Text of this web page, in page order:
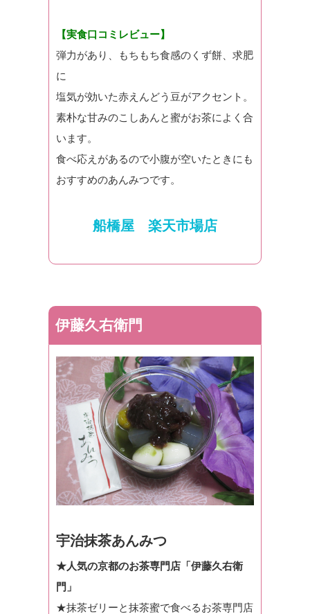
【実食口コミレビュー】
弾力があり、もちもち食感のくず餅、求肥
に
塩気が効いた赤えんどう豆がアクセント。
素朴な甘みのこしあんと蜜がお茶によく合
います。
食べ応えがあるので小腹が空いたときにも
おすすめのあんみつです。
船橋屋 楽天市場店
伊藤久右衛門
宇治抹茶あんみつ
★人気の京都のお茶専門店「伊藤久右衛
門」
★抹茶ゼリーと抹茶蜜で食べるお茶専門店